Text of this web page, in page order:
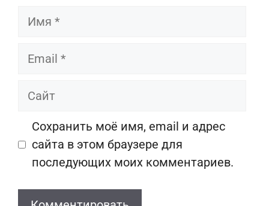
Имя
Email
Сайт
Сохранить моё имя, email и адрес
сайта в этом браузере для
последующих моих комментариев.